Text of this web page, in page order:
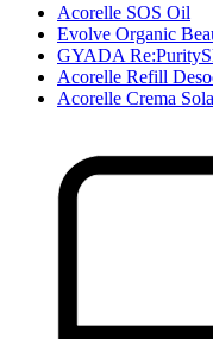
Acorelle SOS Oil
Evolve Organic
GYADA
Acorelle Refill
Acorelle Crema